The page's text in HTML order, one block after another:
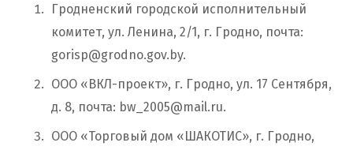
Гродненский городской исполнительный
комитет, ул. Ленина, 2/1, г. Гродно, почта:
gorisp@grodno.gov.by.
ООО «ВКЛ-проект», г. Гродно, ул. 17 Сентября,
д. 8, почта: bw_2005@mail.ru.
ООО «Торговый дом «ШАКОТИС», г. Гродно,